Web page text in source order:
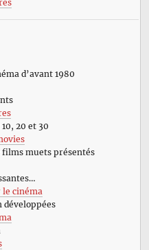
d’avant 1980
20 et 30
films muets présentés
cinéma
développées